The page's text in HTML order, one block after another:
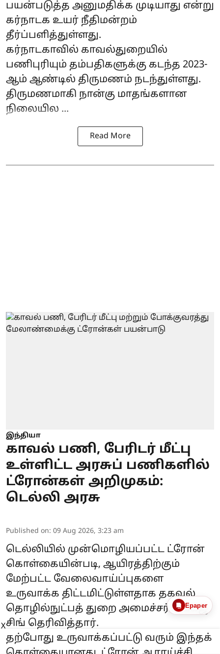
பயன்படுத்த அனுமதிக்க முடியாது என்று
கர்நாடக உயர் நீதிமன்றம்
தீர்ப்பளித்துள்ளது.
கர்நாடகாவில் காவல்துறையில்
பணிபுரியும் தம்பதிகளுக்கு கடந்த 2023-
ஆம் ஆண்டில் திருமணம் நடந்துள்ளது.
திருமணமாகி நான்கு மாதங்களான
நிலையில ...
Read More
இந்தியா
காவல் பணி, பேரிடர் மீட்பு
உள்ளிட்ட அரசுப் பணிகளில்
ட்ரோன்கள் அறிமுகம்:
டெல்லி அரசு
Published on: 09 Aug 2026, 3:23 am
டெல்லியில் முன்மொழியப்பட்ட ட்ரோன்
கொள்கையின்படி, ஆயிரத்திற்கும்
மேற்பட்ட வேலைவாய்ப்புகளை
உருவாக்க திட்டமிட்டுள்ளதாக தகவல்
தொழில்நுட்பத் துறை அமைச்சர் பங்கஜ்
சிங் தெரிவித்தார்.
தற்போது உருவாக்கப்பட்டு வரும் இந்தக்
Epaper
X